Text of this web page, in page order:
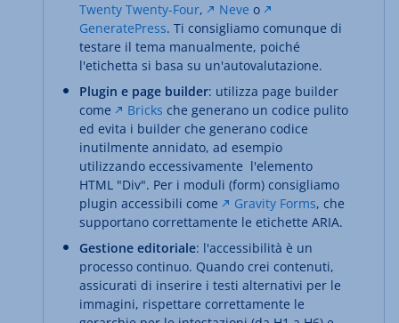
Twenty Twenty-Four, Neve o
GeneratePress. Ti consigliamo comunque di
testare il tema manualmente, poiché
l'etichetta si basa su un'autovalutazione.
Plugin e page builder: utilizza page builder
come
Bricks che generano un codice pulito
ed evita i builder che generano codice
inutilmente annidato, ad esempio
utilizzando eccessivamente l'elemento
HTML "Div". Per i moduli (form) consigliamo
plugin accessibili come
Gravity Forms, che
supportano correttamente le etichette ARIA.
Gestione editoriale: l'accessibilità è un
processo continuo. Quando crei contenuti,
assicurati di inserire i testi alternativi per le
immagini, rispettare correttamente le